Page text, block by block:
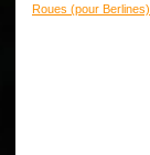
Roues (pour Berlines)